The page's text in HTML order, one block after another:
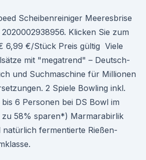
Scheibenreiniger Meeresbrise
Klicken Sie zum
6,99 €/Stück Preis gültig Viele
mit "megatrend" – Deutsch-
und Suchmaschine für Millionen
2 Spiele Bowling inkl.
6 Personen bei DS Bowl im
zu 58% sparen*) Marmarabirlik
natürlich fermentierte Rießen-